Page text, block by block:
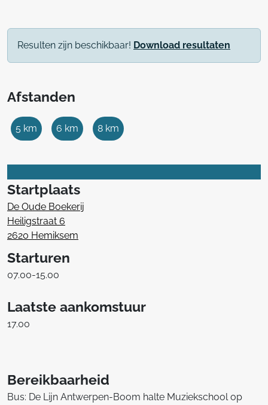
Resulten zijn beschikbaar! Download resultaten
Afstanden
5 km 6 km 8 km
Startplaats
De Oude Boekerij
Heiligstraat 6
2620 Hemiksem
Starturen
07.00-15.00
Laatste aankomstuur
17.00
Bereikbaarheid
Bus: De Lijn Antwerpen-Boom halte Muziekschool op